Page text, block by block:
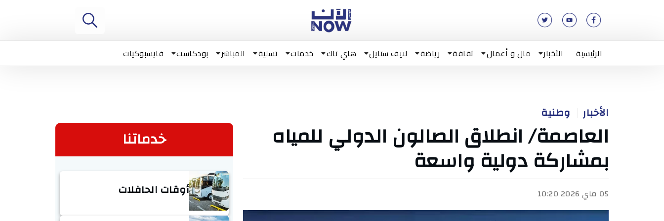
الرئيسية الأخبار مال و أعمال ثقافة رياضة لايف ستايل هاي تاك خدمات تسلية المباشر بودكاست فايسبوكيات
الأخبار وطنية
العاصمة/ انطلاق الصالون الدولي للمياه
بمشاركة دولية واسعة
05 ماي 2026 10:20
خدماتنا
أوقات الحافلات